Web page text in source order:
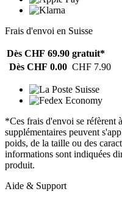
Frais d'envoi en Suisse
Dès CHF 69.90 gratuit*
Dès CHF 0.00 CHF 7.90
*Ces frais d'envoi se réfèrent
supplémentaires peuvent
poids, de la taille ou des
informations sont indiquées
produit.
Aide & Support